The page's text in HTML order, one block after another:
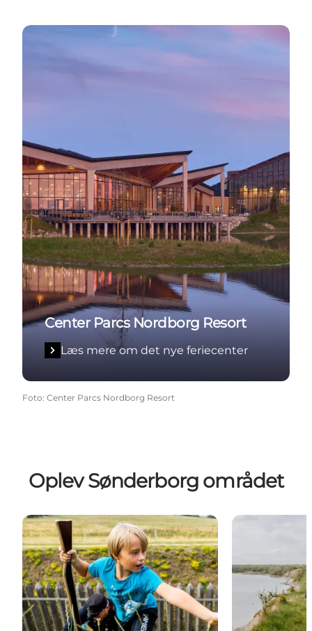
Læs mere om det nye feriecenter
Center Parcs Nordborg Resort
Læs mere om det nye feriecenter
Foto: Center Parcs Nordborg Resort
Oplev Sønderborg området
Mærk historien i Sønderborg Opdag